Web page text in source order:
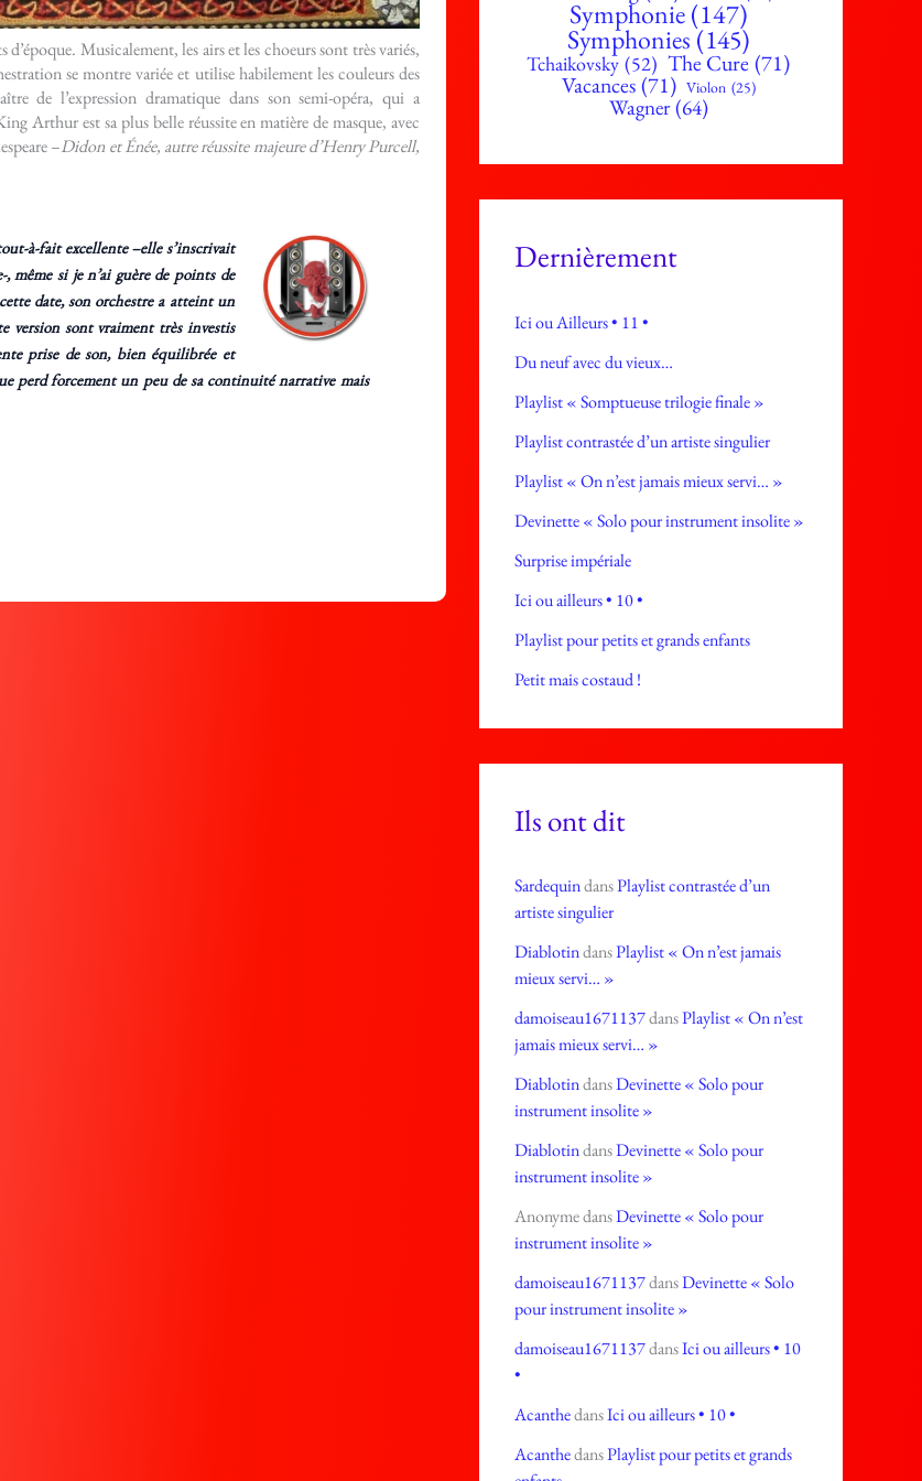
Musicalement, les airs et les choeurs sont très variés,
se montre variée et utilise habilement les couleurs des
de l’expression dramatique dans son semi-opéra, qui a
Arthur est sa plus belle réussite en matière de masque, avec
–Didon et Énée, autre réussite majeure d’Henry Purcell,
à-fait excellente –elle s’inscrivait
-, même si je n’ai guère de points de
date, son orchestre a atteint un
version sont vraiment très investis
prise de son, bien équilibrée et
perd forcement un peu de sa continuité narrative mais
Symphonie (147)
Symphonies(145)
Tchaikovsky (52) The Cure(71)
Vacances (71) Violon (25)
Wagner (64)
Dernièrement
Ici ou Ailleurs • 11 •
Du neuf avec du vieux…
Playlist « Somptueuse trilogie finale »
Playlist contrastée d’un artiste singulier
Playlist « On n’est jamais mieux servi… »
Devinette « Solo pour instrument insolite »
Surprise impériale
Ici ou ailleurs • 10 •
Playlist pour petits et grands enfants
Petit mais costaud !
Ils ont dit
SardequindansPlaylist contrastée d’un
artiste singulier
DiablotindansPlaylist « On n’est jamais
mieux servi… »
damoiseau1671137dansPlaylist « On n’est
jamais mieux servi… »
DiablotindansDevinette « Solo pour
instrument insolite »
DiablotindansDevinette « Solo pour
instrument insolite »
AnonymedansDevinette « Solo pour
instrument insolite »
damoiseau1671137dansDevinette « Solo
pour instrument insolite »
damoiseau1671137dansIci ou ailleurs • 10
•
AcanthedansIci ou ailleurs • 10 •
AcanthedansPlaylist pour petits et grands